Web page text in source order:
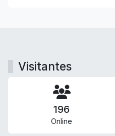
Visitantes
196
Online